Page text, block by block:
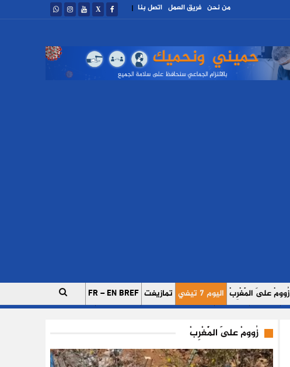
| اتصل بنا فريق العمل من نحن
زُوومْ عَلَى الْمَغْرِبْ اليوم 7 تيفي تمازيغت FR – EN BREF
زُوومْ عَلَى الْمَغْرِبْ